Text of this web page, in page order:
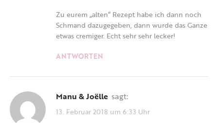
Zu eurem „alten“ Rezept habe ich dann noch
Schmand dazugegeben, dann wurde das Ganze
etwas cremiger. Echt sehr sehr lecker!
ANTWORTEN
Manu & Joëlle sagt:
13. Februar 2018 um 6:33 Uhr